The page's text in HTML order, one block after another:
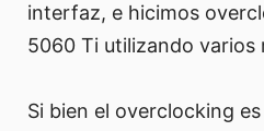
interfaz, e hicimos
5060 Ti utilizando varios
Si bien el overclocking